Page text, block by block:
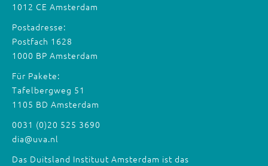
1012 CE Amsterdam
Postadresse:
Postfach 1628
1000 BP Amsterdam
Für Pakete:
Tafelbergweg 51
1105 BD Amsterdam
0031 (0)20 525 3690
dia@uva.nl
Das Duitsland Instituut Amsterdam ist das